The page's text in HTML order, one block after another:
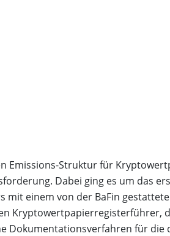
Emissions-Struktur für
Dabei ging es um das
mit einem von der BaFin
Kryptowertpapierregisterführer,
Dokumentationsverfahren für